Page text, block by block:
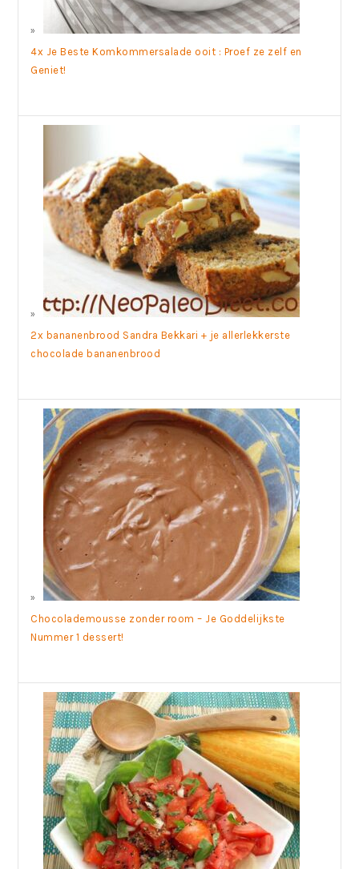
4x Je Beste Komkommersalade ooit : Proef ze zelf en
Geniet!
2x bananenbrood Sandra Bekkari + je allerlekkerste
chocolade bananenbrood
Chocolademousse zonder room – Je Goddelijkste
Nummer 1 dessert!